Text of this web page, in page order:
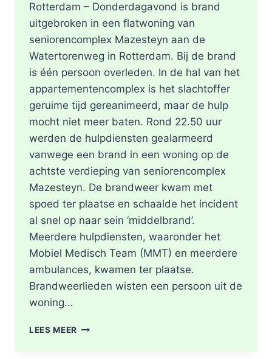
Rotterdam – Donderdagavond is brand
uitgebroken in een flatwoning van
seniorencomplex Mazesteyn aan de
Watertorenweg in Rotterdam. Bij de brand
is één persoon overleden. In de hal van het
appartementencomplex is het slachtoffer
geruime tijd gereanimeerd, maar de hulp
mocht niet meer baten. Rond 22.50 uur
werden de hulpdiensten gealarmeerd
vanwege een brand in een woning op de
achtste verdieping van seniorencomplex
Mazesteyn. De brandweer kwam met
spoed ter plaatse en schaalde het incident
al snel op naar sein ‘middelbrand’.
Meerdere hulpdiensten, waaronder het
Mobiel Medisch Team (MMT) en meerdere
ambulances, kwamen ter plaatse.
Brandweerlieden wisten een persoon uit de
woning…
LEES MEER DODE